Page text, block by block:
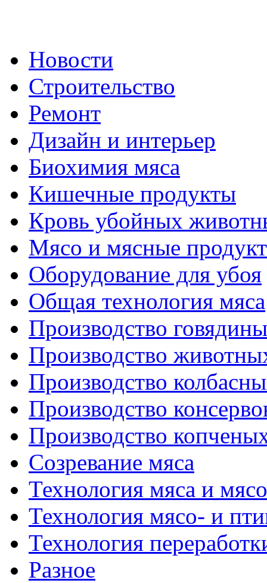
Новости
Строительство
Ремонт
Дизайн и интерьер
Биохимия мяса
Кишечные продукты
Кровь убойных
Мясо и мясные
Оборудование для убоя
Общая технология мяса
Производство говядины
Производство
Производство
Производство
Производство
Созревание мяса
Технология мяса и
Технология мясо- и
Технология
Разное